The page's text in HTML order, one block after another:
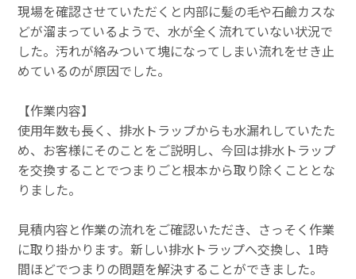
現場を確認させていただくと内部に髪の毛や石鹼カスな
どが溜まっているようで、水が全く流れていない状況で
した。汚れが絡みついて塊になってしまい流れをせき止
めているのが原因でした。
【作業内容】
使用年数も長く、排水トラップからも水漏れしていたた
め、お客様にそのことをご説明し、今回は排水トラップ
を交換することでつまりごと根本から取り除くこととな
りました。
見積内容と作業の流れをご確認いただき、さっそく作業
に取り掛かります。新しい排水トラップへ交換し、1時
間ほどでつまりの問題を解決することができました。